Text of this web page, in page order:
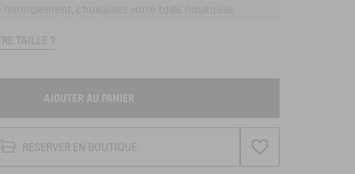
TAILLE ?
AJOUTER AU PANIER
RÉSERVER EN BOUTIQUE AJOUTER À LA